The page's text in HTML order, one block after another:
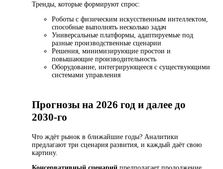
Тренды, которые формируют спрос:
Роботы с физическим искусственным интеллектом,
способные выполнять несколько задач
Универсальные платформы, адаптируемые под
разные производственные сценарии
Решения, минимизирующие простои и
повышающие производительность
Оборудование, интегрирующееся с существующими
системами управления
Прогнозы на 2026 год и далее до
2030-го
Что ждёт рынок в ближайшие годы? Аналитики
предлагают три сценария развития, и каждый даёт свою
картину.